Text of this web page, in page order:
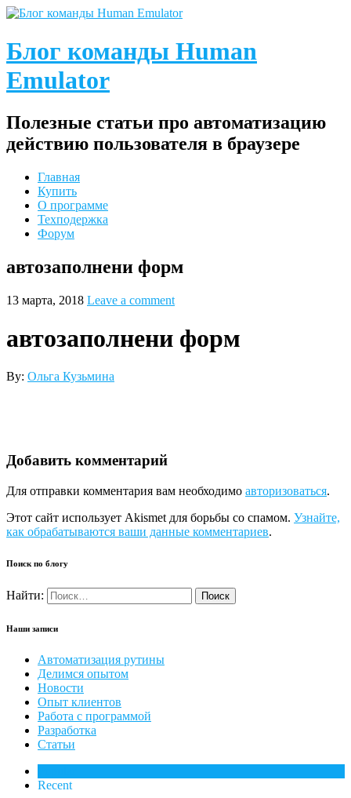
Блог команды Human
Emulator
Полезные статьи про автоматизацию
действию пользователя в браузере
Главная
Купить
О программе
Техподержка
Форум
автозаполнени форм
13 марта, 2018 Leave a comment
автозаполнени форм
By: Ольга Кузьмина
Добавить комментарий
Для отправки комментария вам необходимо авторизоваться.
Этот сайт использует Akismet для борьбы со спамом. Узнайте,
как обрабатываются ваши данные комментариев.
Поиск по блогу
Найти:
Наши записи
Автоматизация рутины
Делимся опытом
Новости
Опыт клиентов
Работа с программой
Разработка
Статьи
Recent